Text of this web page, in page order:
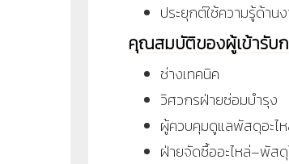
ประยุกต์ใช้ความรู้ด้า
คุณสมบัติของผู้เข้ารับ
ช่างเทคนิค
วิศวกรฝ่ายซ่อมบำรุง
ผู้ควบคุมดูแลพัสดุอะไ
ฝ่ายจัดซื้ออะไหล่–พัส